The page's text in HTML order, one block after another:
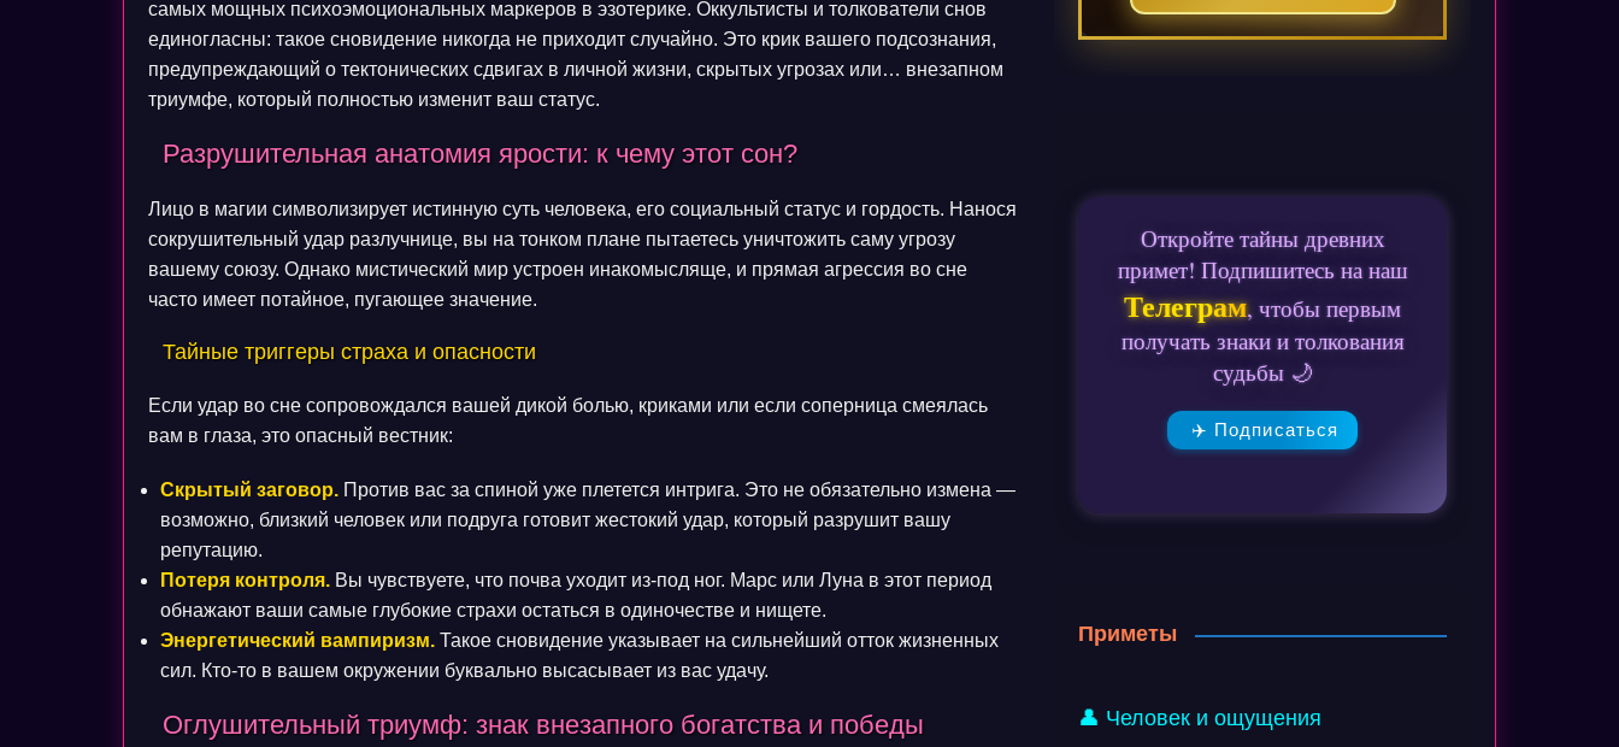
самых мощных психоэмоциональных маркеров в эзотерике. Оккультисты и толкователи снов
единогласны: такое сновидение никогда не приходит случайно. Это крик вашего подсознания,
предупреждающий о тектонических сдвигах в личной жизни, скрытых угрозах или… внезапном
триумфе, который полностью изменит ваш статус.
Разрушительная анатомия ярости: к чему этот сон?
Лицо в магии символизирует истинную суть человека, его социальный статус и гордость. Нанося
сокрушительный удар разлучнице, вы на тонком плане пытаетесь уничтожить саму угрозу
вашему союзу. Однако мистический мир устроен инакомысляще, и прямая агрессия во сне
часто имеет потайное, пугающее значение.
Тайные триггеры страха и опасности
Если удар во сне сопровождался вашей дикой болью, криками или если соперница смеялась
вам в глаза, это опасный вестник:
Скрытый заговор. Против вас за спиной уже плетется интрига. Это не обязательно измена —
возможно, близкий человек или подруга готовит жестокий удар, который разрушит вашу
репутацию.
Потеря контроля. Вы чувствуете, что почва уходит из-под ног. Марс или Луна в этот период
обнажают ваши самые глубокие страхи остаться в одиночестве и нищете.
Энергетический вампиризм. Такое сновидение указывает на сильнейший отток жизненных
сил. Кто-то в вашем окружении буквально высасывает из вас удачу.
Оглушительный триумф: знак внезапного богатства и победы
Откройте тайны древних
примет! Подпишитесь на наш
Телеграм, чтобы первым
получать знаки и толкования
судьбы 🌙
✈️ Подписаться
Приметы
👤 Человек и ощущения